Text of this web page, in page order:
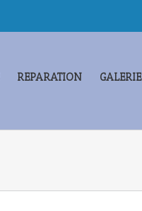
REPARATION GALERIE